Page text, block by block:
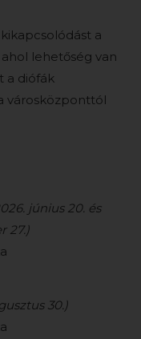
a
lehetőség van
a diófák
városközponttól
június 20. és
27.)
30.)